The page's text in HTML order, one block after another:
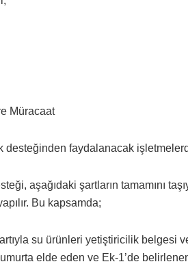
Müracaat
desteğinden faydalanacak
aşağıdaki şartların tamamını
Bu kapsamda;
su ürünleri yetiştiricilik belgesi
elde eden ve Ek-1’de